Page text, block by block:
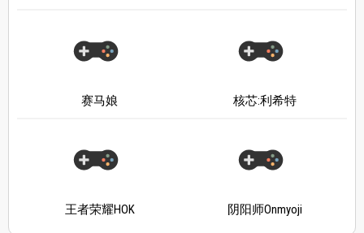
赛马娘 核芯:利希特
王者荣耀HOK 阴阳师Onmyoji